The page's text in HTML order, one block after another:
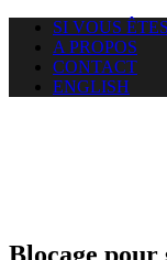
SI VOUS
A PROPOS
CONTACT
ENGLISH